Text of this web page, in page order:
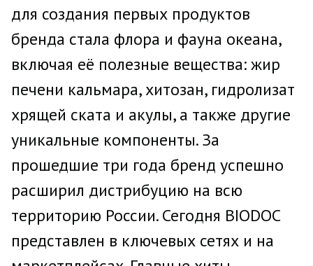
для создания первых продуктов
бренда стала флора и фауна океана,
включая её полезные вещества: жир
печени кальмара, хитозан, гидролизат
хрящей ската и акулы, а также другие
уникальные компоненты. За
прошедшие три года бренд успешно
расширил дистрибуцию на всю
территорию России. Сегодня BIODOC
представлен в ключевых сетях и на